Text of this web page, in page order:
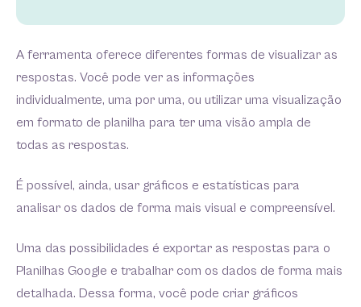
A ferramenta oferece diferentes formas de visualizar as
respostas. Você pode ver as informações
individualmente, uma por uma, ou utilizar uma visualização
em formato de planilha para ter uma visão ampla de
todas as respostas.
É possível, ainda, usar gráficos e estatísticas para
analisar os dados de forma mais visual e compreensível.
Uma das possibilidades é exportar as respostas para o
Planilhas Google e trabalhar com os dados de forma mais
detalhada. Dessa forma, você pode criar gráficos